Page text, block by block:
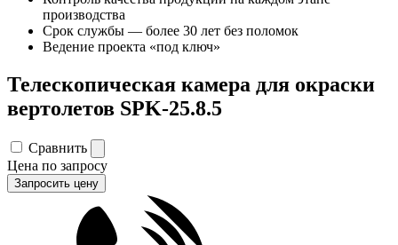
производства
Срок службы — более 30 лет без поломок
Ведение проекта «под ключ»
Телескопическая камера для окраски
вертолетов SPK-25.8.5
Сравнить
Цена по запросу
Запросить цену